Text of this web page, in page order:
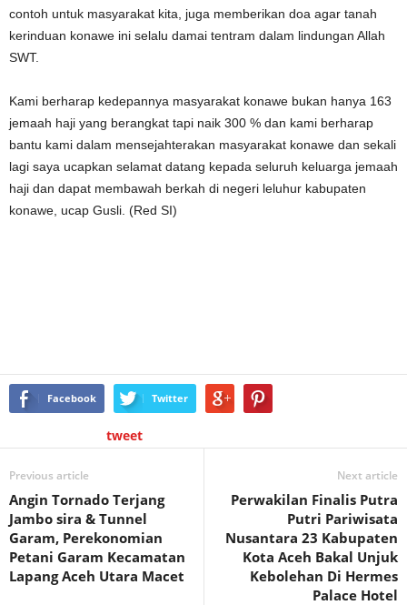
contoh untuk masyarakat kita, juga memberikan doa agar tanah
kerinduan konawe ini selalu damai tentram dalam lindungan Allah
SWT.
Kami berharap kedepannya masyarakat konawe bukan hanya 163
jemaah haji yang berangkat tapi naik 300 % dan kami berharap
bantu kami dalam mensejahterakan masyarakat konawe dan sekali
lagi saya ucapkan selamat datang kepada seluruh keluarga jemaah
haji dan dapat membawah berkah di negeri leluhur kabupaten
konawe, ucap Gusli. (Red SI)
Facebook Twitter
tweet
Previous article
Angin Tornado Terjang
Jambo sira & Tunnel
Garam, Perekonomian
Petani Garam Kecamatan
Lapang Aceh Utara Macet
Next article
Perwakilan Finalis Putra
Putri Pariwisata
Nusantara 23 Kabupaten
Kota Aceh Bakal Unjuk
Kebolehan Di Hermes
Palace Hotel